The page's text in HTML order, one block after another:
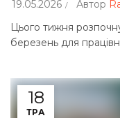
19.05.2026 Автор
Цього тижня
березень для
18
ТРА